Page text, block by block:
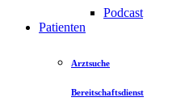
Podcast
Patienten
Arztsuche
Bereitschaftsdienst